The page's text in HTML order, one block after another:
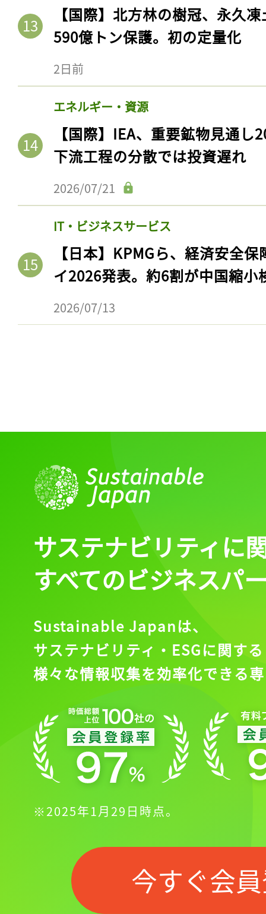
【国際】北方林の樹冠、永久
590億トン保護。初の定量化
2日前
エネルギー・資源
【国際】IEA、重要鉱物見通
下流工程の分散では投資遅れ
2026/07/21
IT・ビジネスサービス
【日本】KPMGら、経済安全
イ2026発表。約6割が中国縮小
2026/07/13
ログイン
会員登録
サステナビリティに
すべてのビジネスパ
Sustainable Japanは、
サステナビリティ・ESGに関する
様々な情報収集を効率化できる
※2025年1月29日時点。
今すぐ会